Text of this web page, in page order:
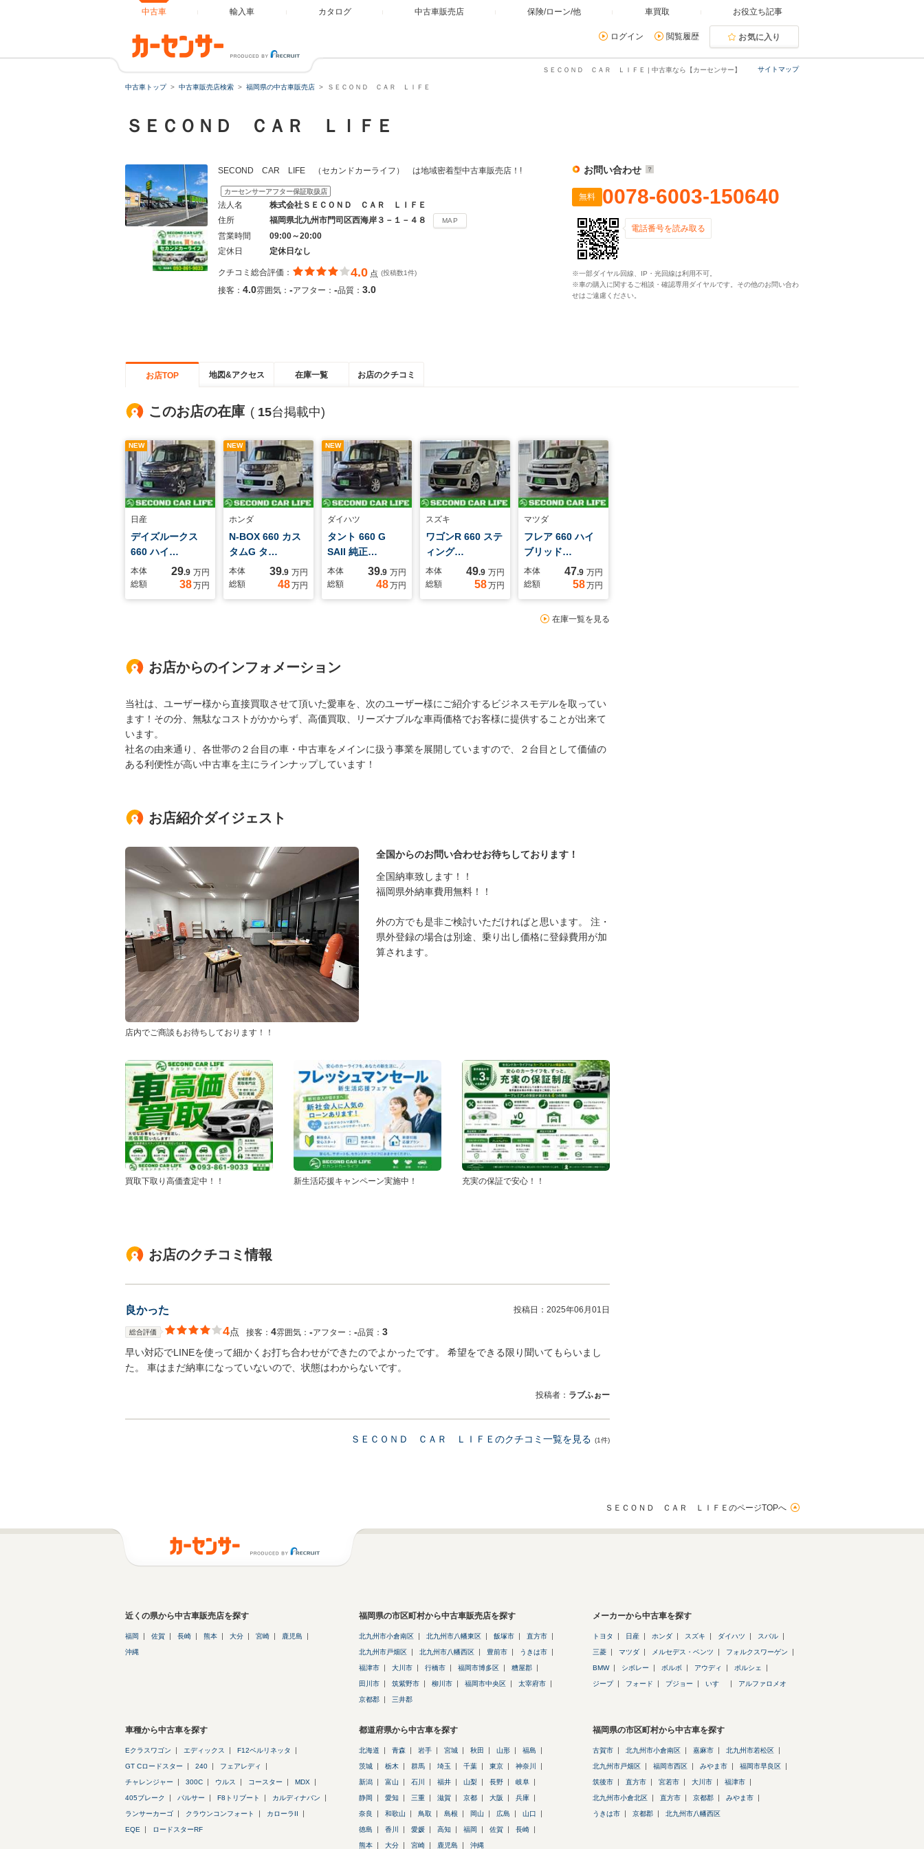
中古車 輸入車 カタログ 中古車販売店 保険/ローン/他 車買取 お役立ち記事
ログイン 閲覧履歴 お気に入り
サイトマップ
ＳＥＣＯＮＤ ＣＡＲ ＬＩＦＥ | 中古車なら【カーセンサー】
中古車トップ 中古車販売店検索 福岡県の中古車販売店 ＳＥＣＯＮＤ ＣＡＲ ＬＩＦＥ
ＳＥＣＯＮＤ ＣＡＲ ＬＩＦＥ
SECOND CAR LIFE （セカンドカーライフ） は地域密着型中古車販売店！!
カーセンサーアフター保証取扱店
法人名
株式会社ＳＥＣＯＮＤ ＣＡＲ ＬＩＦＥ
住所
福岡県北九州市門司区西海岸３－１－４８ MAP
営業時間
09:00～20:00
定休日
定休日なし
クチコミ総合評価： 4.0 点 (投稿数1件)
接客： 4.0雰囲気： -アフター： -品質： 3.0
お問い合わせ
無料 0078-6003-150640
電話番号を読み取る
※一部ダイヤル回線、IP・光回線は利用不可。
※車の購入に関するご相談・確認専用ダイヤルです。その他のお問い合わ
せはご遠慮ください。
お店TOP 地図&アクセス 在庫一覧 お店のクチコミ
このお店の在庫 ( 15台掲載中)
NEW
日産
デイズルークス
660 ハイ…
本体 29.9 万円
総額
38万円
NEW
ホンダ
N-BOX 660 カス
タムG タ…
本体 39.9 万円
総額
48万円
NEW
ダイハツ
タント 660 G
SAII 純正…
本体 39.9 万円
総額
48万円
スズキ
ワゴンR 660 ステ
ィング…
本体 49.9 万円
総額
58万円
マツダ
フレア 660 ハイ
ブリッド…
本体 47.9 万円
総額
58万円
在庫一覧を見る
お店からのインフォメーション
当社は、ユーザー様から直接買取させて頂いた愛車を、次のユーザー様にご紹介するビジネスモデルを取ってい
ます！その分、無駄なコストがかからず、高価買取、リーズナブルな車両価格でお客様に提供することが出来て
います。
社名の由来通り、各世帯の２台目の車・中古車をメインに扱う事業を展開していますので、２台目として価値の
ある利便性が高い中古車を主にラインナップしています！
お店紹介ダイジェスト
店内でご商談もお待ちしております！！
全国からのお問い合わせお待ちしております！
全国納車致します！！
福岡県外納車費用無料！！
外の方でも是非ご検討いただければと思います。 注・
県外登録の場合は別途、乗り出し価格に登録費用が加
算されます。
買取下取り高価査定中！！ 新生活応援キャンペーン実施中！ 充実の保証で安心！！
お店のクチコミ情報
良かった 投稿日： 2025年06月01日
総合評価 4点 接客： 4雰囲気： ‐アフター： ‐品質： 3
早い対応でLINEを使って細かくお打ち合わせができたのでよかったです。 希望をできる限り聞いてもらいまし
た。 車はまだ納車になっていないので、状態はわからないです。
投稿者： ラブふぉー
ＳＥＣＯＮＤ ＣＡＲ ＬＩＦＥのクチコミ一覧を見る (1件)
ＳＥＣＯＮＤ ＣＡＲ ＬＩＦＥのページTOPへ
近くの県から中古車販売店を探す
福岡 佐賀 長崎 熊本 大分 宮崎 鹿児島
沖縄
福岡県の市区町村から中古車販売店を探す
北九州市小倉南区 北九州市八幡東区 飯塚市 直方市
北九州市戸畑区 北九州市八幡西区 豊前市 うきは市
福津市 大川市 行橋市 福岡市博多区 糟屋郡
田川市 筑紫野市 柳川市 福岡市中央区 太宰府市
京都郡 三井郡
メーカーから中古車を探す
トヨタ 日産 ホンダ スズキ ダイハツ スバル
三菱 マツダ メルセデス・ベンツ フォルクスワーゲン
BMW シボレー ボルボ アウディ ポルシェ
ジープ フォード プジョー いすゞ アルファロメオ
車種から中古車を探す
Eクラスワゴン エディックス F12ベルリネッタ
GT Cロードスター 240 フェアレディ
チャレンジャー 300C ウルス コースター MDX
405ブレーク パルサー F8トリブート カルディナバン
ランサーカーゴ クラウンコンフォート カローラII
EQE ロードスターRF
都道府県から中古車を探す
北海道 青森 岩手 宮城 秋田 山形 福島
茨城 栃木 群馬 埼玉 千葉 東京 神奈川
新潟 富山 石川 福井 山梨 長野 岐阜
静岡 愛知 三重 滋賀 京都 大阪 兵庫
奈良 和歌山 鳥取 島根 岡山 広島 山口
徳島 香川 愛媛 高知 福岡 佐賀 長崎
熊本 大分 宮崎 鹿児島 沖縄
福岡県の市区町村から中古車を探す
古賀市 北九州市小倉南区 嘉麻市 北九州市若松区
北九州市戸畑区 福岡市西区 みやま市 福岡市早良区
筑後市 直方市 宮若市 大川市 福津市
北九州市小倉北区 直方市 京都郡 みやま市
うきは市 京都郡 北九州市八幡西区